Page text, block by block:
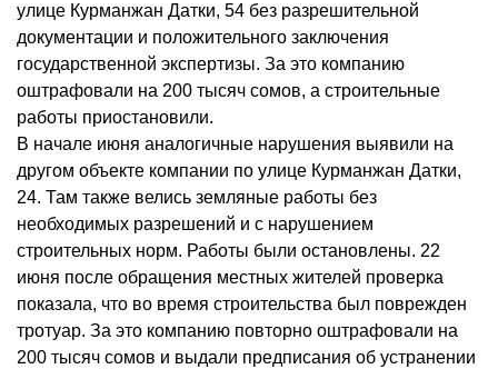
улице Курманжан Датки, 54 без разрешительной
документации и положительного заключения
государственной экспертизы. За это компанию
оштрафовали на 200 тысяч сомов, а строительные
работы приостановили.
В начале июня аналогичные нарушения выявили на
другом объекте компании по улице Курманжан Датки,
24. Там также велись земляные работы без
необходимых разрешений и с нарушением
строительных норм. Работы были остановлены. 22
июня после обращения местных жителей проверка
показала, что во время строительства был поврежден
тротуар. За это компанию повторно оштрафовали на
200 тысяч сомов и выдали предписания об устранении